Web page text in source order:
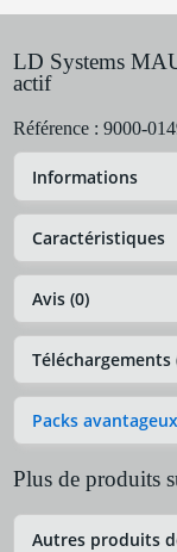
LD Systems
actif
Référence : 9000-
Informations
Caractéristiques
Avis (0)
Téléchargements
Packs
Plus de produits
Autres produits